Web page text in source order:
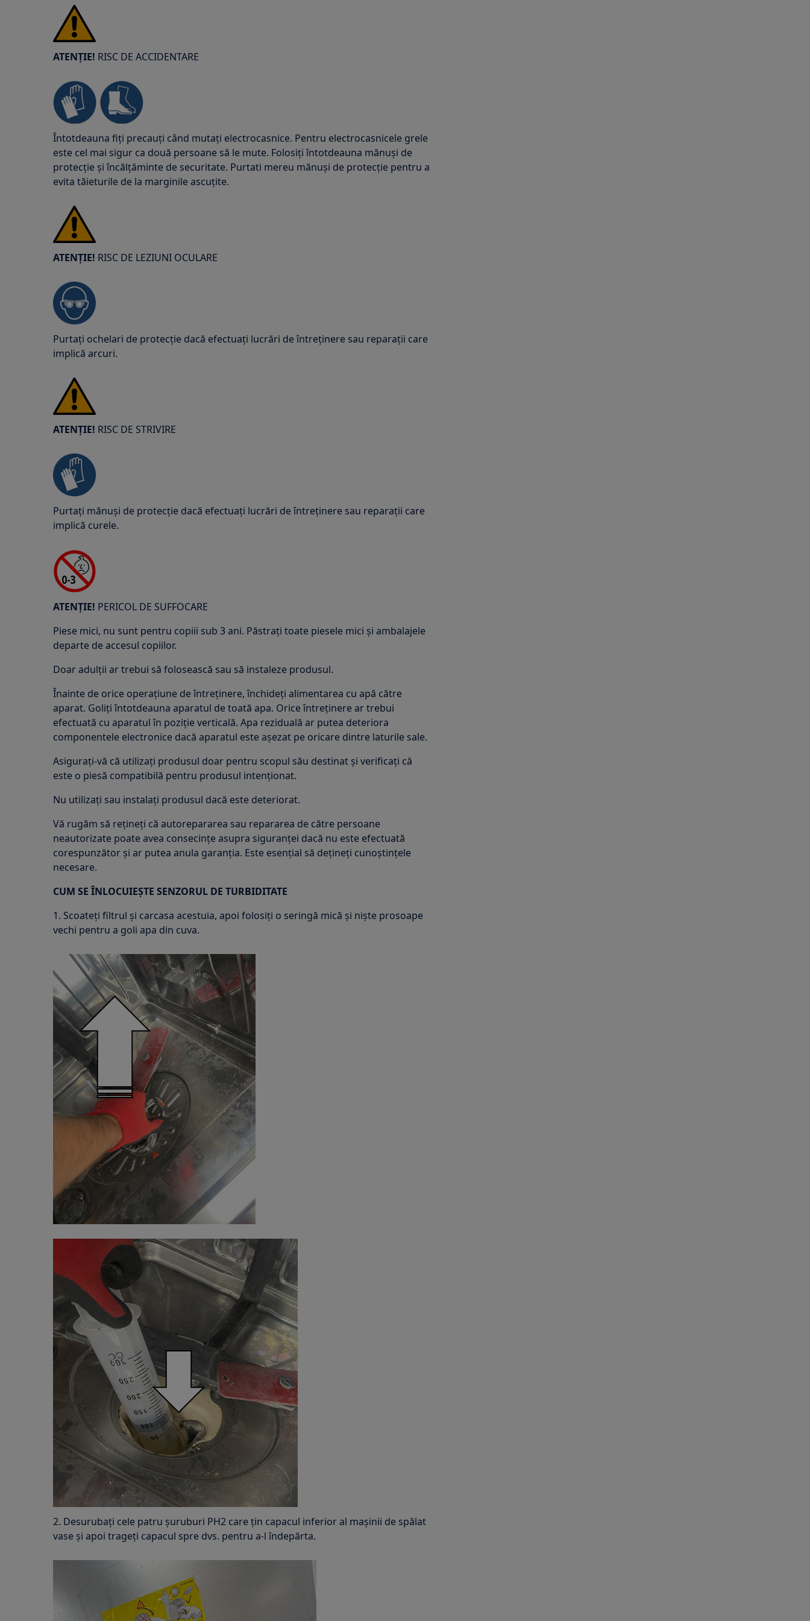
ATENȚIE! RISC DE ACCIDENTARE
Întotdeauna fiți precauți când mutați electrocasnice. Pentru electrocasnicele grele
este cel mai sigur ca două persoane să le mute. Folosiți întotdeauna mănuși de
protecție și încălțăminte de securitate. Purtati mereu mănuși de protecție pentru a
evita tăieturile de la marginile ascuțite.
ATENȚIE! RISC DE LEZIUNI OCULARE
Purtați ochelari de protecție dacă efectuați lucrări de întreținere sau reparații care
implică arcuri.
ATENȚIE! RISC DE STRIVIRE
Purtați mănuși de protecție dacă efectuați lucrări de întreținere sau reparații care
implică curele.
ATENȚIE! PERICOL DE SUFFOCARE
Piese mici, nu sunt pentru copiii sub 3 ani. Păstrați toate piesele mici și ambalajele
departe de accesul copiilor.
Doar adulții ar trebui să folosească sau să instaleze produsul.
Înainte de orice operațiune de întreținere, închideți alimentarea cu apă către
aparat. Goliți întotdeauna aparatul de toată apa. Orice întreținere ar trebui
efectuată cu aparatul în poziție verticală. Apa reziduală ar putea deteriora
componentele electronice dacă aparatul este așezat pe oricare dintre laturile sale.
Asigurați-vă că utilizați produsul doar pentru scopul său destinat și verificați că
este o piesă compatibilă pentru produsul intenționat.
Nu utilizați sau instalați produsul dacă este deteriorat.
Vă rugăm să rețineți că autorepararea sau repararea de către persoane
neautorizate poate avea consecințe asupra siguranței dacă nu este efectuată
corespunzător și ar putea anula garanția. Este esențial să dețineți cunoștințele
necesare.
CUM SE ÎNLOCUIEȘTE SENZORUL DE TURBIDITATE
1. Scoateți filtrul și carcasa acestuia, apoi folosiți o seringă mică și niște prosoape
vechi pentru a goli apa din cuva.
2. Desurubați cele patru șuruburi PH2 care țin capacul inferior al mașinii de spălat
vase și apoi trageți capacul spre dvs. pentru a-l îndepărta.